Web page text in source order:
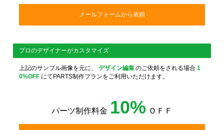
メールフォームから依頼
プロのデザイナーがカスタマイズ
上記のサンプル画像を元に、 デザイン編集のご依頼をされる場合 1
0%OFF にてPARTS制作プランをご利用いただけます。
パーツ制作料金 10% ＯＦＦ